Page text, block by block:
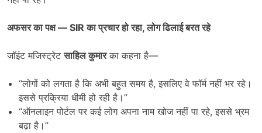
अफसर का पक्ष— SIRका प्रचार हो रहा,लोग ढिलाई बरत रहे
जॉइंट मजिस्ट्रेटसाहिल कुमारका कहना है—
“लोगों को लगता है कि अभी बहुत समय है, इसलिए वे फॉर्म नहीं भर रहे।
इससे प्रक्रिया धीमी हो रही है।”
“ऑनलाइन पोर्टल पर कई लोग अपना नाम खोज नहीं पा रहे, इससे भ्रम
बढ़ा है।”